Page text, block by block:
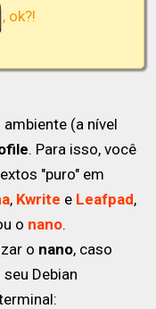
, ok?!
(a nível
. Para isso, você
"puro" em
, Kwrite e Leafpad,
o nano.
o nano, caso
Debian